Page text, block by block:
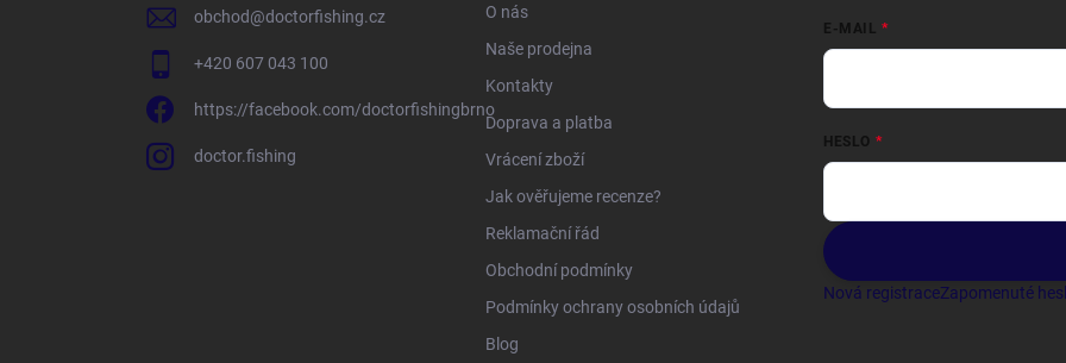
obchod@doctorfishing.cz
+420 607 043 100
https://facebook.com/doctorfishingbrno
doctor.fishing
O nás
Naše prodejna
Kontakty
Doprava a platba
Vrácení zboží
Jak ověřujeme recenze?
Reklamační řád
Obchodní podmínky
Podmínky ochrany osobních údajů
Blog
E-MAIL
HESLO
Nová registraceZapomenuté